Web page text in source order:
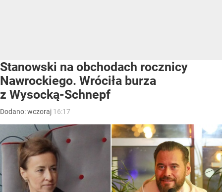
Stanowski na obchodach rocznicy
Nawrockiego. Wróciła burza
z Wysocką-Schnepf
Dodano:wczoraj 16:17